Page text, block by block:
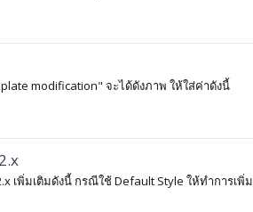
modification" จะได้ดังภาพ ให้ใส่ค่าดังนี้
เพิ่มเติมดังนี้ กรณีใช้ Default Style ให้ทำการเพิ่ม